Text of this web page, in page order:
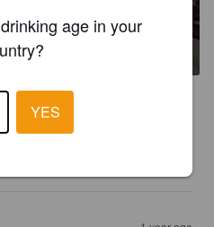
ma veramente buona. Colore
age in your
YES